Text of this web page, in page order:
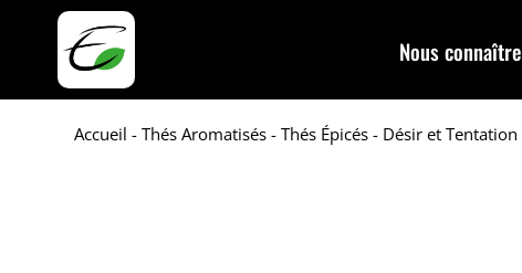
Nous connaître
Accueil -Thés Aromatisés -Thés Épicés - Désir et Tentation